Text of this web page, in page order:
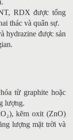
RDX được tổng
thác và quân sự.
hydrazine được sản
từ graphite hoặc
lượng.
kẽm oxit (ZnO)
lượng mặt trời và